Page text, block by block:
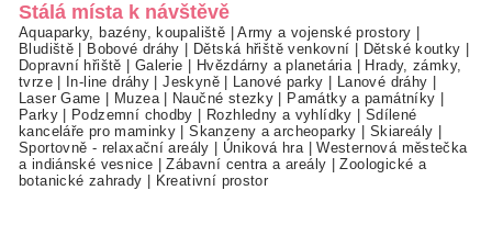
Stálá místa k návštěvě
Aquaparky, bazény, koupaliště |Army a vojenské prostory
Bludiště
Bobové dráhy Dětská hřiště venkovní Dětské koutky
Dopravní hřiště
Galerie Hvězdárny a planetária|
Hrady, zámky,
tvrze| In-line dráhy |Jeskyně| Lanové parky Lanové dráhy
Laser Game
Muzea| Naučné stezky Památky a památníky
Parky| Podzemní chodby Rozhledny a vyhlídky
Sdílené
kanceláře pro maminky |Skanzeny a archeoparky Skiareály
Sportovně - relaxační areály
Úniková hra|Westernová městečka
a indiánské vesnice |Zábavní centra a areály |Zoologické a
botanické zahrady
Kreativní prostor